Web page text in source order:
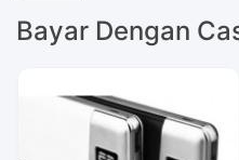
Bayar Dengan